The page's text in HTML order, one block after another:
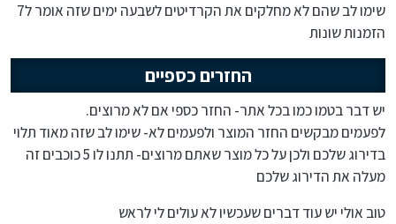
שימו לב שהם לא מחלקים את הקרדיטים לשבעה ימים שזה אומר ל7
הזמנות שונות
החזרים כספיים
יש דבר בטמו כמו בכל אתר- החזר כספי אם לא מרוצים.
לפעמים מבקשים החזר המוצר ולפעמים לא- שימו לב שזה מאוד תלוי
בדירוג שלכם ולכן על כל מוצר שאתם מרוצים- תתנו לו 5 כוכבים זה
מעלה את הדירוג שלכם
טוב אולי יש עוד דברים שעכשיו לא עולים לי לראש